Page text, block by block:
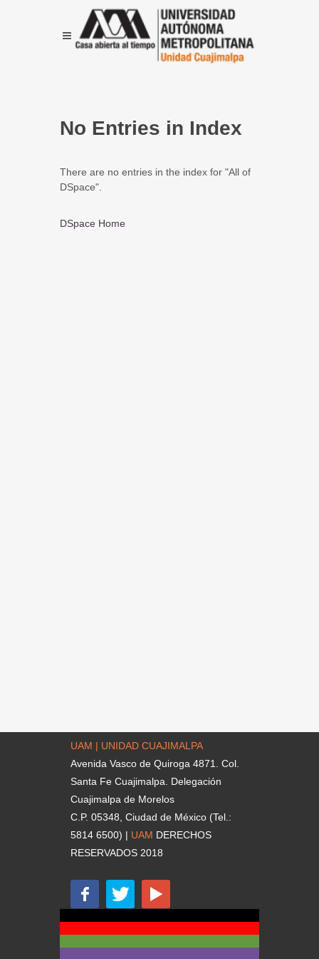
No Entries in Index
There are no entries in the index for "All of
DSpace".
DSpace Home
UAM | UNIDAD CUAJIMALPA
Avenida Vasco de Quiroga 4871. Col.
Santa Fe Cuajimalpa. Delegación
Cuajimalpa de Morelos
C.P. 05348, Ciudad de México (Tel.:
5814 6500) | UAM DERECHOS
RESERVADOS 2018